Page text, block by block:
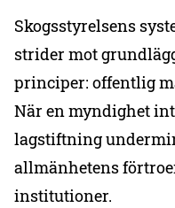
Skogsstyrelsens
strider mot
principer: offentlig
När en myndighet
lagstiftning
allmänhetens
institutioner.